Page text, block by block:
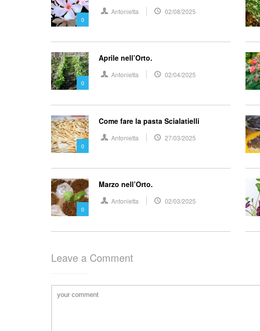
0
Antonietta 02/08/2025
0
Aprile nell’Orto.
Antonietta 02/04/2025
0
Come fare la pasta Scialatielli
Antonietta 27/03/2025
0
Marzo nell’Orto.
Antonietta 02/03/2025
Leave a Comment